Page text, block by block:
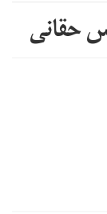
حقانی